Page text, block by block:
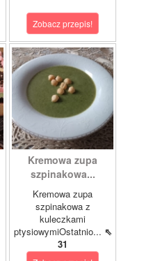
Zobacz przepis!
Kremowa zupa
szpinakowa...
Kremowa zupa
szpinakowa z
kuleczkami
ptysiowymiOstatnio... ⇖
31